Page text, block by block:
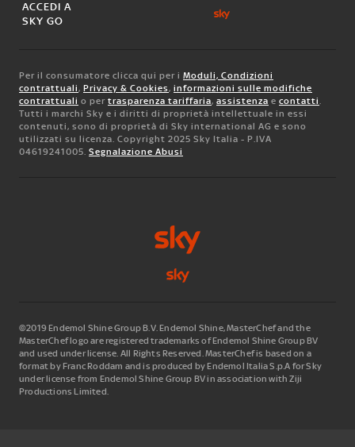
ACCEDI A
SKY GO
Per il consumatore clicca qui per i Moduli, Condizioni
contrattuali, Privacy & Cookies, informazioni sulle modifiche
contrattuali o per trasparenza tariffaria, assistenza e contatti.
Tutti i marchi Sky e i diritti di proprietà intellettuale in essi
contenuti, sono di proprietà di Sky international AG e sono
utilizzati su licenza. Copyright 2025 Sky Italia - P.IVA
04619241005. Segnalazione Abusi
©2019 Endemol Shine Group B.V. Endemol Shine, MasterChef and the
MasterChef logo are registered trademarks of Endemol Shine Group BV
and used under license. All Rights Reserved. MasterChef is based on a
format by Franc Roddam and is produced by Endemol Italia S.p.A for Sky
under license from Endemol Shine Group BV in association with Ziji
Productions Limited.